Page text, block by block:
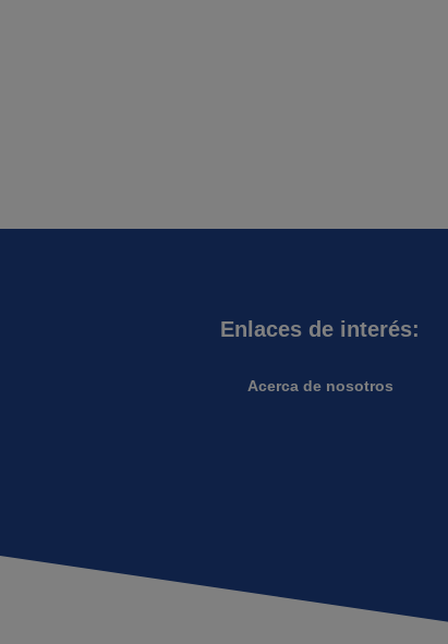
Enlaces de interés:
Acerca de nosotros